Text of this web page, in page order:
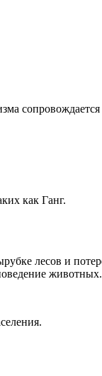
как Ганг.
лесов и
животных.